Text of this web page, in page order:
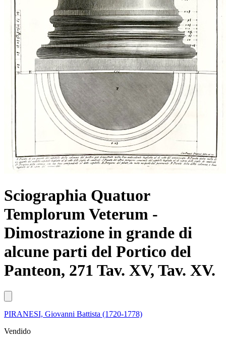
Sciographia Quatuor
Templorum Veterum -
Dimostrazione in grande di
alcune parti del Portico del
Panteon, 271 Tav. XV, Tav. XV.
PIRANESI, Giovanni Battista (1720-1778)
Vendido